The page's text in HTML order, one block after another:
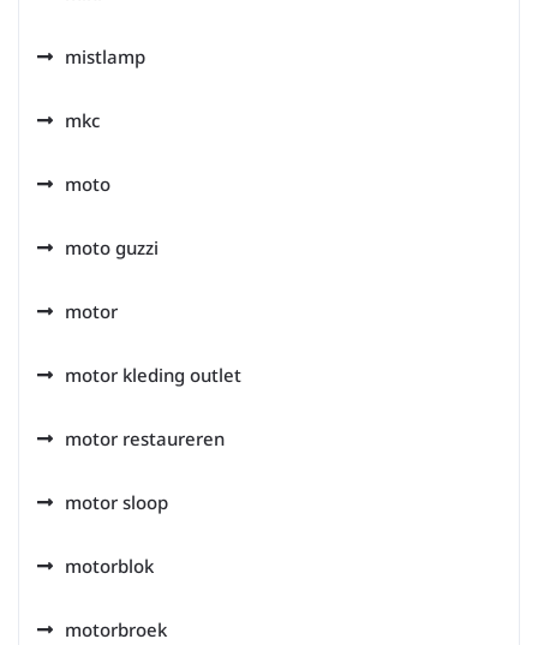
mistlamp
mkc
moto
moto guzzi
motor
motor kleding outlet
motor restaureren
motor sloop
motorblok
motorbroek